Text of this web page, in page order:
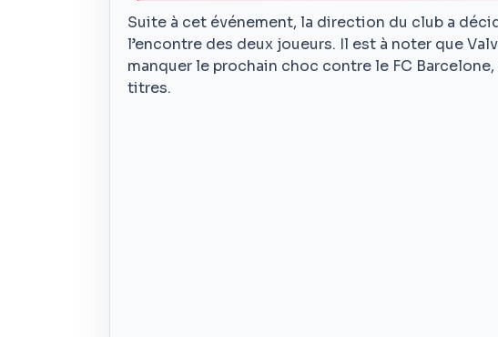
Suite à cet événement, la direction du club a
l’encontre des deux joueurs. Il est à noter que
manquer le prochain choc contre le FC
titres.